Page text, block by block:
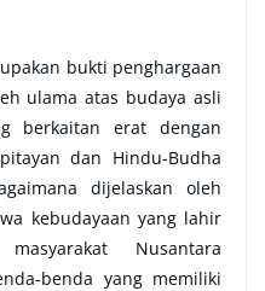
bukti penghargaan
ulama atas budaya asli
berkaitan erat dengan
dan Hindu-Budha
dijelaskan oleh
kebudayaan yang lahir
Nusantara
benda yang memiliki